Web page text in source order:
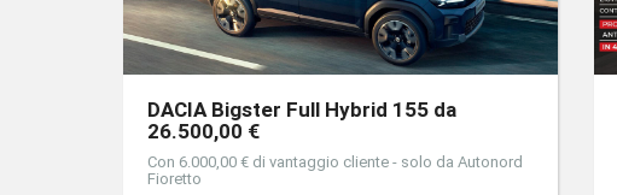
DACIA Bigster Full Hybrid 155 da
26.500,00 €
Con 6.000,00 € di vantaggio cliente - solo da Autonord
Fioretto